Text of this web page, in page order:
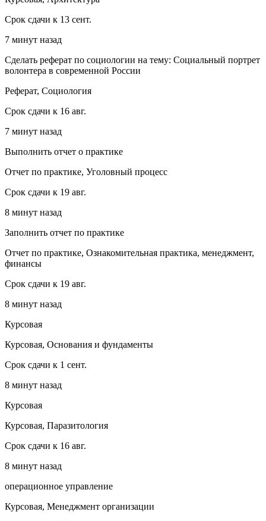
Срок сдачи к 13 сент.
7 минут назад
Сделать реферат по социологии на тему: Социальный портрет
волонтера в современной России
Реферат, Социология
Срок сдачи к 16 авг.
7 минут назад
Выполнить отчет о практике
Отчет по практике, Уголовный процесс
Срок сдачи к 19 авг.
8 минут назад
Заполнить отчет по практике
Отчет по практике, Ознакомительная практика, менеджмент,
финансы
Срок сдачи к 19 авг.
8 минут назад
Курсовая
Курсовая, Основания и фундаменты
Срок сдачи к 1 сент.
8 минут назад
Курсовая
Курсовая, Паразитология
Срок сдачи к 16 авг.
8 минут назад
операционное управление
Курсовая, Менеджмент организации